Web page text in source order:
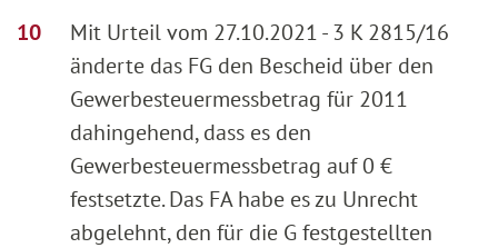
Mit Urteil vom 27.10.2021 - 3 K 2815/16
änderte das FG den Bescheid über den
Gewerbesteuermessbetrag für 2011
dahingehend, dass es den
Gewerbesteuermessbetrag auf 0 €
festsetzte. Das FA habe es zu Unrecht
abgelehnt, den für die G festgestellten